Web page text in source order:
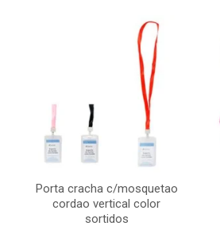
Porta cracha c/mosquetao
cordao vertical color
sortidos